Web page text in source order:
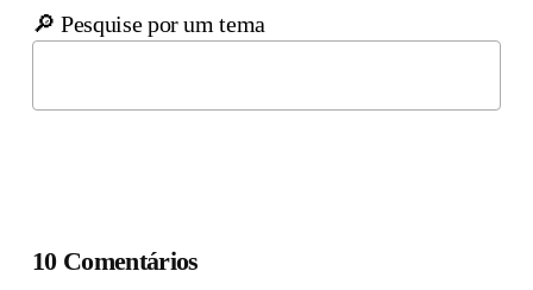
🔎 Pesquise por um tema
10 Comentários